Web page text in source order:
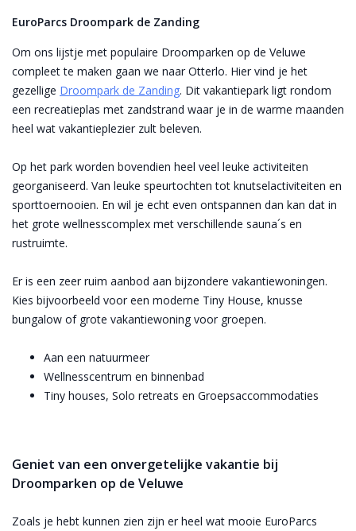
EuroParcs Droompark de Zanding
Om ons lijstje met populaire Droomparken op de Veluwe
compleet te maken gaan we naar Otterlo. Hier vind je het
gezellige Droompark de Zanding. Dit vakantiepark ligt rondom
een recreatieplas met zandstrand waar je in de warme maanden
heel wat vakantieplezier zult beleven.
Op het park worden bovendien heel veel leuke activiteiten
georganiseerd. Van leuke speurtochten tot knutselactiviteiten en
sporttoernooien. En wil je echt even ontspannen dan kan dat in
het grote wellnesscomplex met verschillende sauna´s en
rustruimte.
Er is een zeer ruim aanbod aan bijzondere vakantiewoningen.
Kies bijvoorbeeld voor een moderne Tiny House, knusse
bungalow of grote vakantiewoning voor groepen.
Aan een natuurmeer
Wellnesscentrum en binnenbad
Tiny houses, Solo retreats en Groepsaccommodaties
Geniet van een onvergetelijke vakantie bij
Droomparken op de Veluwe
Zoals je hebt kunnen zien zijn er heel wat mooie EuroParcs